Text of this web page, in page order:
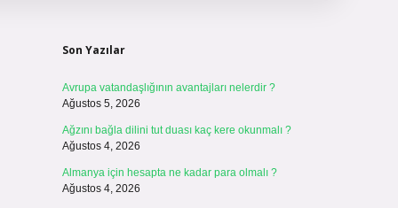
Son Yazılar
Avrupa vatandaşlığının avantajları nelerdir ?
Ağustos 5, 2026
Ağzını bağla dilini tut duası kaç kere okunmalı ?
Ağustos 4, 2026
Almanya için hesapta ne kadar para olmalı ?
Ağustos 4, 2026